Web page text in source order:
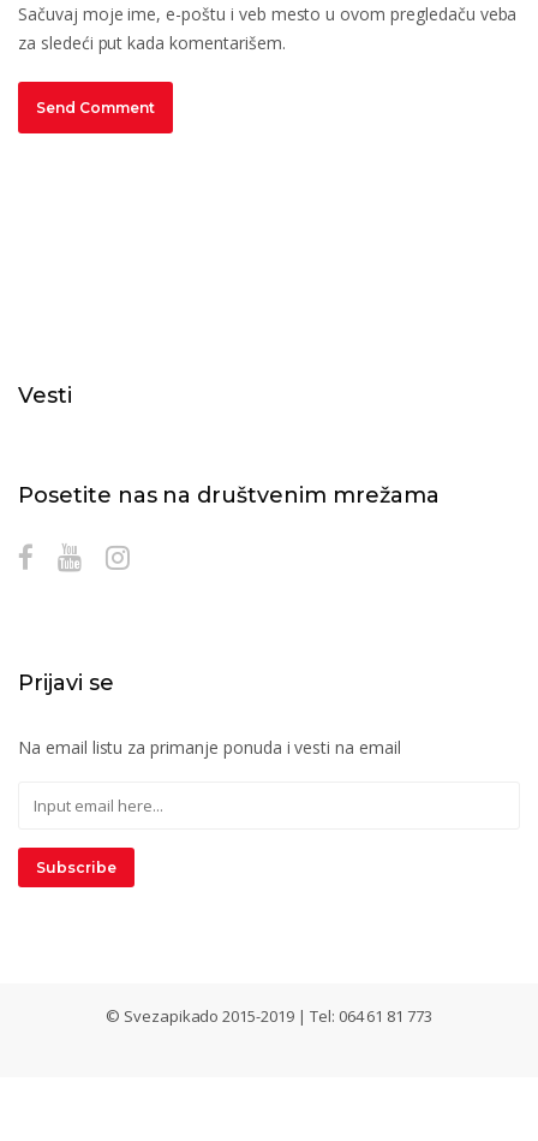
Sačuvaj moje ime, e-poštu i veb mesto u ovom pregledaču veba
za sledeći put kada komentarišem.
Vesti
Posetite nas na društvenim mrežama
Prijavi se
Na email listu za primanje ponuda i vesti na email
Subscribe
© Svezapikado 2015-2019 | Tel: 064 61 81 773